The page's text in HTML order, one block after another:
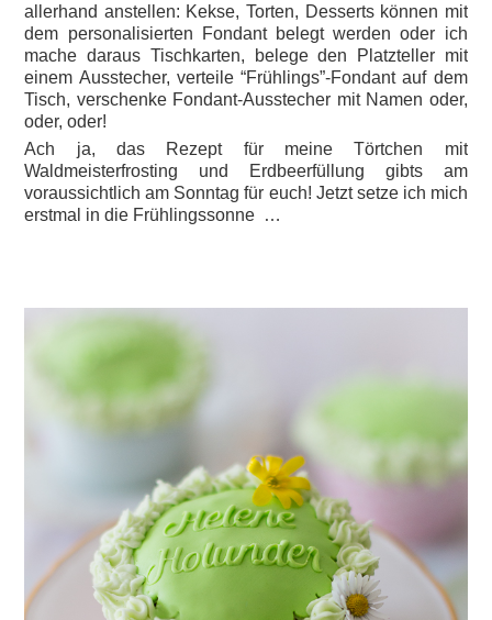
allerhand anstellen: Kekse, Torten, Desserts können mit
dem personalisierten Fondant belegt werden oder ich
mache daraus Tischkarten, belege den Platzteller mit
einem Ausstecher, verteile “Frühlings”-Fondant auf dem
Tisch, verschenke Fondant-Ausstecher mit Namen oder,
oder, oder!
Ach ja, das Rezept für meine Törtchen mit
Waldmeisterfrosting und Erdbeerfüllung gibts am
voraussichtlich am Sonntag für euch! Jetzt setze ich mich
erstmal in die Frühlingssonne …